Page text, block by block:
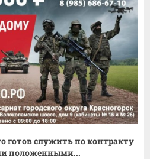
готов служить по контракту
положенными...